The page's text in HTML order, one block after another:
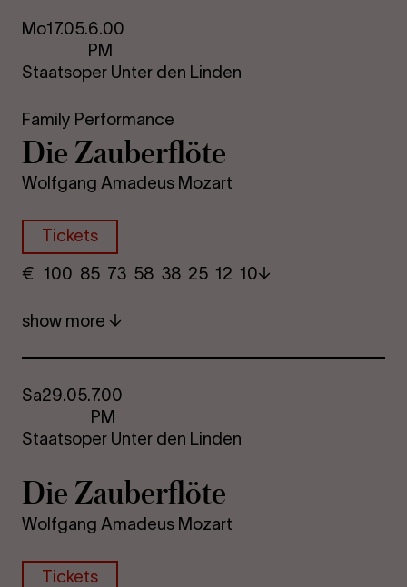
Mo17.05.6.00
PM
Staatsoper Unter den Linden
Family Performance
Die Za­uber­flöte
Wolfgang Amadeus Mozart
Tickets
€ ​ 100 85 73​ 58 38 25​ 12 10
show more
Sa29.05.7.00
PM
Staatsoper Unter den Linden
Die Za­uber­flöte
Wolfgang Amadeus Mozart
Tickets